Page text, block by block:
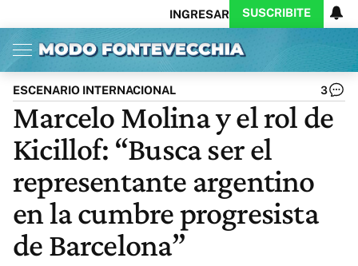
INGRESAR SUSCRIBITE
Inicio Ahora
Opinión
Política
Ciencia
Protagonistas
Cultura
Arte
Educación
Internacional
Clima
Deportes
CARAS
Exitoina
Turismo
Videos
Córdoba
Reperfilar
Business
Noticias
Caras
Exitoina
Gaming
Diario del Juicio
Actualidad
ESCENARIO INTERNACIONAL 3
Marcelo Molina y el rol de
Kicillof: “Busca ser el
representante argentino
en la cumbre progresista
de Barcelona”